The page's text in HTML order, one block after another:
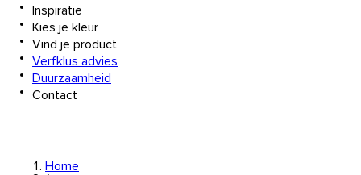
Inspiratie
Kies je kleur
Vind je product
Verfklus advies
Duurzaamheid
Contact
Home